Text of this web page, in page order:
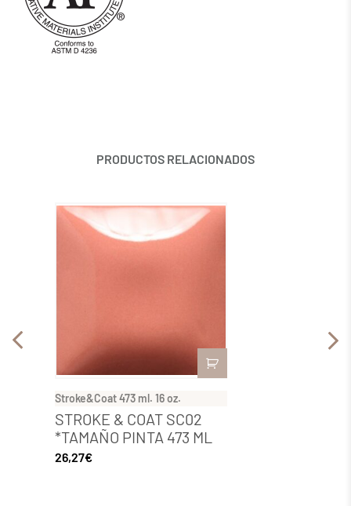
PRODUCTOS RELACIONADOS
Stroke&Coat 473 ml. 16 oz.
STROKE & COAT SC02
*TAMAÑO PINTA 473 ML
26,27€